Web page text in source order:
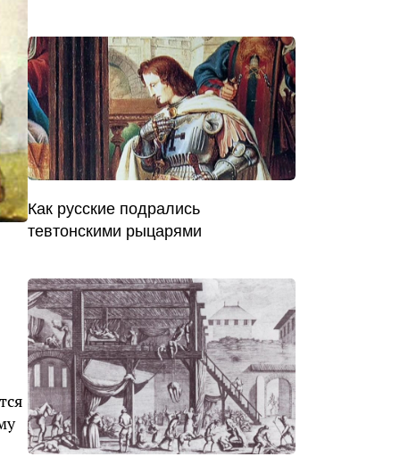
Как русские подрались
тевтонскими рыцарями